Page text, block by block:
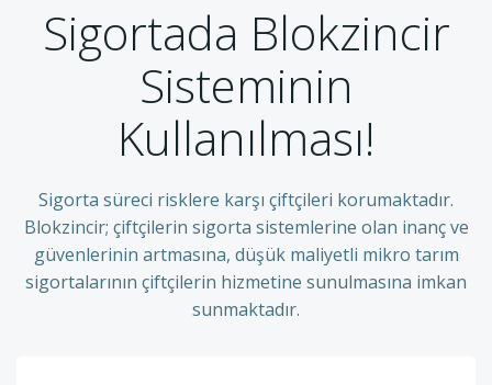
Sigortada Blokzincir
Sisteminin
Kullanılması!
Sigorta süreci risklere karşı çiftçileri korumaktadır.
Blokzincir; çiftçilerin sigorta sistemlerine olan inanç ve
güvenlerinin artmasına, düşük maliyetli mikro tarım
sigortalarının çiftçilerin hizmetine sunulmasına imkan
sunmaktadır.